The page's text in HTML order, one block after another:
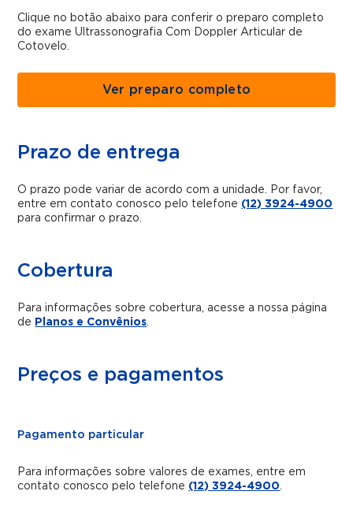
Clique no botão abaixo para conferir o preparo completo
do exame Ultrassonografia Com Doppler Articular de
Cotovelo.
Ver preparo completo
Prazo de entrega
O prazo pode variar de acordo com a unidade. Por favor,
entre em contato conosco pelo telefone (12) 3924-4900
para confirmar o prazo.
Cobertura
Para informações sobre cobertura, acesse a nossa página
de Planos e Convênios.
Preços e pagamentos
Pagamento particular
Para informações sobre valores de exames, entre em
contato conosco pelo telefone (12) 3924-4900.